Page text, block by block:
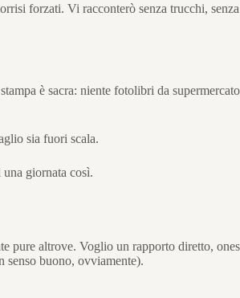
forzati. Vi racconterò senza trucchi,
è sacra: niente fotolibri da
sia fuori scala.
giornata così.
altrove. Voglio un rapporto diretto,
senso buono, ovviamente).